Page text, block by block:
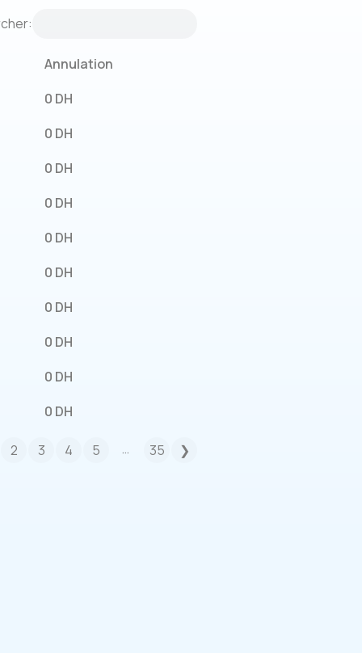
Annulation
0 DH
0 DH
0 DH
0 DH
0 DH
0 DH
0 DH
0 DH
0 DH
0 DH
2 3 4 5 … 35 ❯